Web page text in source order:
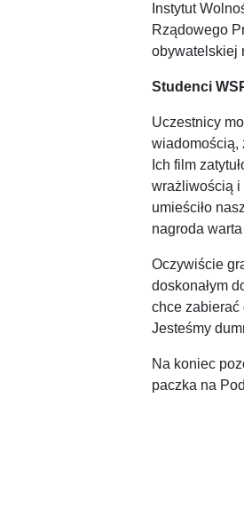
Instytut
Rządowego
obywatelskiej
Studenci
Uczestnicy
wiadomością,
Ich film
wrażliwością i
umieściło
nagroda
Oczywiście
doskonałym
chce zabierać
Jesteśmy
Na koniec
paczka na